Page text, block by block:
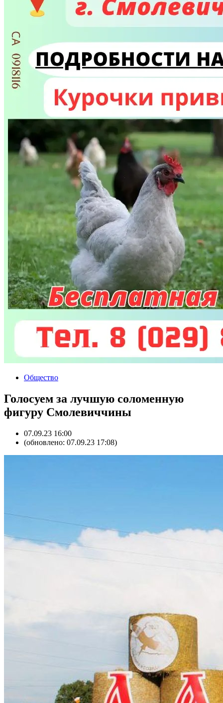
Общество
Голосуем за лучшую соломенную
фигуру Смолевиччины
07.09.23 16:00
(обновлено: 07.09.23 17:08)